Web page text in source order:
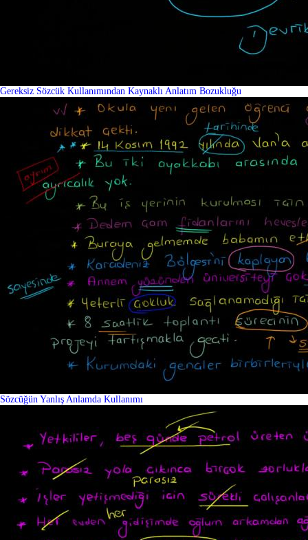
Gereksiz Sözcük Kullanımından Kaynaklı Anlatım Bozukluğu
Sözcüğün Yanlış Anlamda Kullanımı